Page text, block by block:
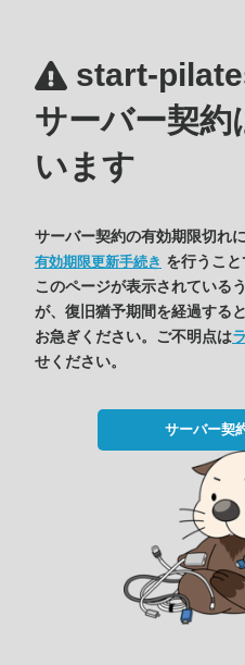
start-
サーバー契約
います
サーバー契約の有効期限切れ
有効期限更新手続き を行うこ
このページが表示されている
が、復旧猶予期間を経過する
お急ぎください。ご不明点は
せください。
サーバー契